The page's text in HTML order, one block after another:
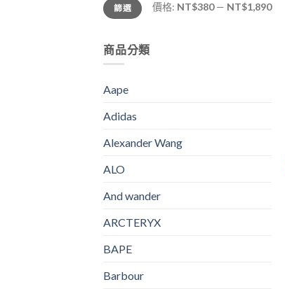
篩選 價格: NT$380— NT$1,890
商品分類
Aape
Adidas
Alexander Wang
ALO
And wander
ARCTERYX
BAPE
Barbour